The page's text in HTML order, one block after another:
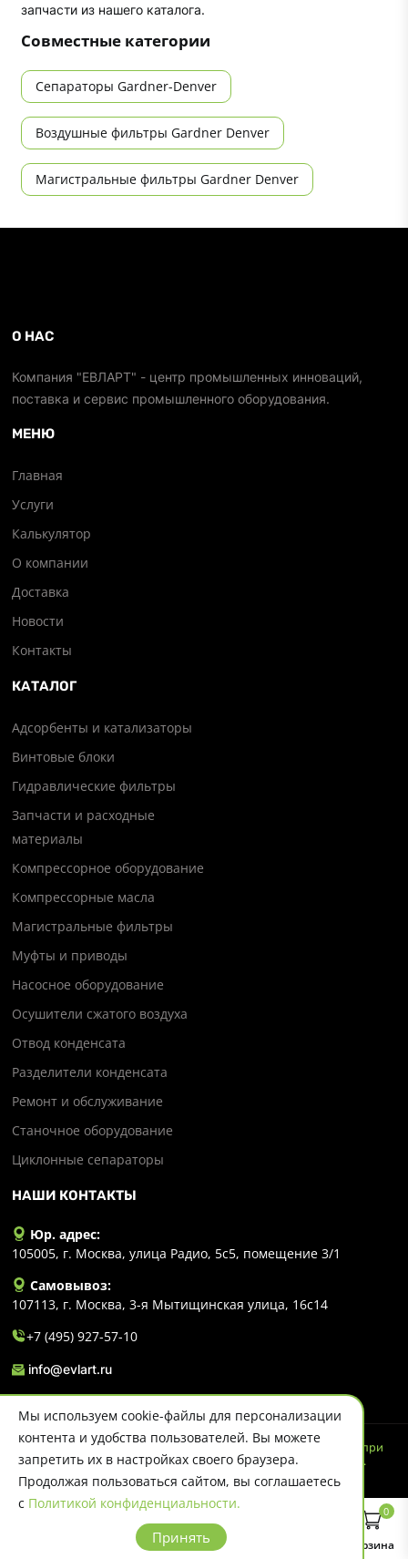
Каталог Корзина
0
запчасти из нашего каталога.
Совместные категории
Сепараторы Gardner-Denver
Воздушные фильтры Gardner Denver
Магистральные фильтры Gardner Denver
О НАС
Компания "ЕВЛАРТ" - центр промышленных инноваций,
поставка и сервис промышленного оборудования.
МЕНЮ
Главная
Услуги
Калькулятор
О компании
Доставка
Новости
Контакты
КАТАЛОГ
Адсорбенты и катализаторы
Винтовые блоки
Гидравлические фильтры
Запчасти и расходные
материалы
Компрессорное оборудование
Компрессорные масла
Магистральные фильтры
Муфты и приводы
Насосное оборудование
Осушители сжатого воздуха
Отвод конденсата
Разделители конденсата
Ремонт и обслуживание
Станочное оборудование
Циклонные сепараторы
НАШИ КОНТАКТЫ
Юр. адрес:
105005, г. Москва, улица Радио, 5с5, помещение 3/1
Самовывоз:
107113, г. Москва, 3-я Мытищинская улица, 16с14
+7 (495) 927-57-10
info@evlart.ru
© 2026 Evlart. Сайт несет информационный характер и ни при
каких обстоятельствах не является публичной офертой.
Политика конфиденциальности
Мы используем cookie-файлы для персонализации
контента и удобства пользователей. Вы можете
запретить их в настройках своего браузера.
Продолжая пользоваться сайтом, вы соглашаетесь
с Политикой конфиденциальности.
Принять